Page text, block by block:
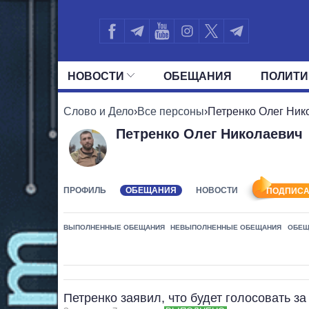
НОВОСТИ ОБЕЩАНИЯ
ВСЕ ПОЛИТИКИ ПРЕЗИДЕНТ И
Слово и Дело›Все персоны›Петренко Олег
Петренко Олег Николаевич
ПРОФИЛЬ ОБЕЩАНИЯ НОВОСТИ
ВЫПОЛНЕННЫЕ ОБЕЩАНИЯ НЕВЫПОЛНЕННЫЕ ОБЕЩАНИЯ
Петренко заявил, что будет голосовать